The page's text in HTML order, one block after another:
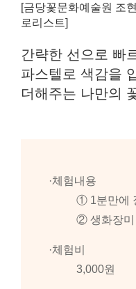
[금당꽃문화예술원 조
로리스트]
간략한 선으로 빠
파스텔로 색감을
더해주는 나만의
·체험내용
① 1분만에
② 생화장미
·체험비
3,000원